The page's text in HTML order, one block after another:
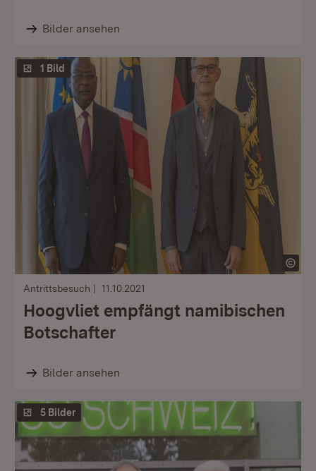
Bilder ansehen
1 Bild
Antrittsbesuch 11.10.2021
Hoogvliet empfängt namibischen
Botschafter
Bilder ansehen
5 Bilder